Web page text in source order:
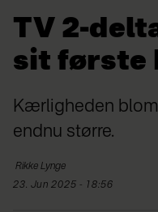
TV 2-
sit første
Kærligheden
endnu større.
Rikke Lynge
23. Jun 2025 - 18:56